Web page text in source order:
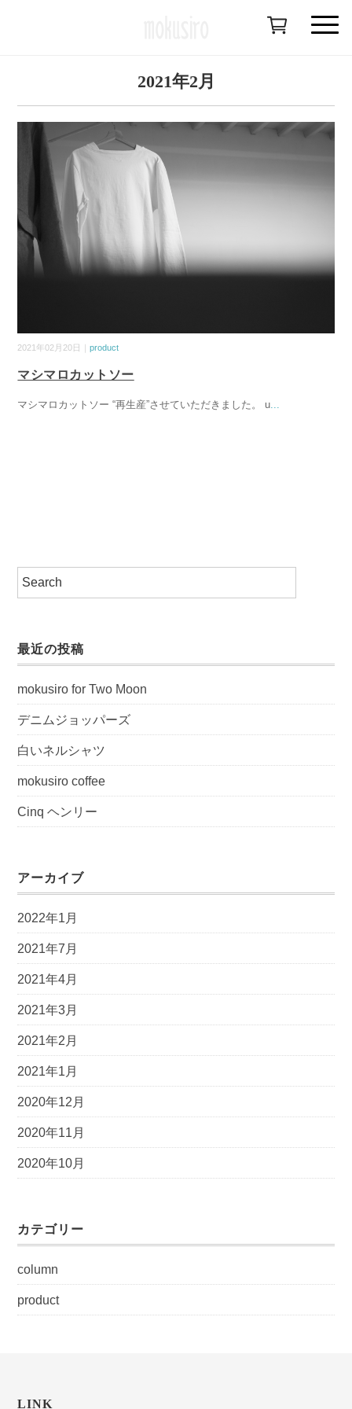
2021年2月
2021年02月20日｜product
マシマロカットソー
マシマロカットソー “再生産”させていただきました。 u
最近の投稿
mokusiro for Two Moon
デニムジョッパーズ
白いネルシャツ
mokusiro coffee
Cinq ヘンリー
アーカイブ
2022年1月
2021年7月
2021年4月
2021年3月
2021年2月
2021年1月
2020年12月
2020年11月
2020年10月
カテゴリー
column
product
LINK